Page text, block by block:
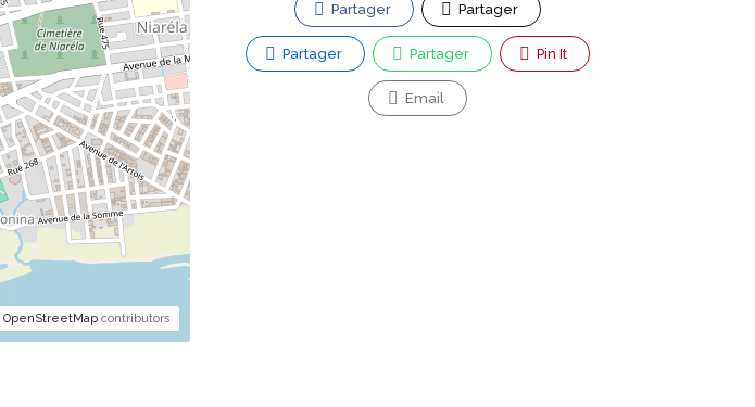
OpenStreetMapcontributors
Partager Partager
Partager Partager Pin It
Email